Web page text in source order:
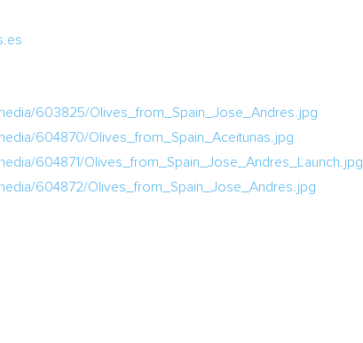
603825/Olives_from_Spain_Jose_Andres.jpg
604870/Olives_from_Spain_Aceitunas.jpg
604871/Olives_from_Spain_Jose_Andres_Launch.jpg
604872/Olives_from_Spain_Jose_Andres.jpg